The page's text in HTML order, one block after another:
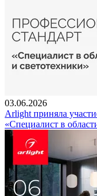
03.06.2026
Arlight приняла
«Специалист в